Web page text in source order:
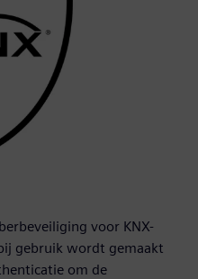
voor KNX-
gebruik wordt gemaakt
om de